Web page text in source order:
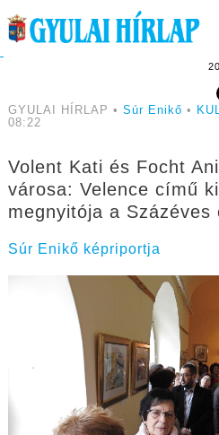
GYULAI HÍRLAP • Súr Enikő •
08:22
Volent Kati és Focht
városa: Velence című
megnyitója a Százéves
Súr Enikő képriportja